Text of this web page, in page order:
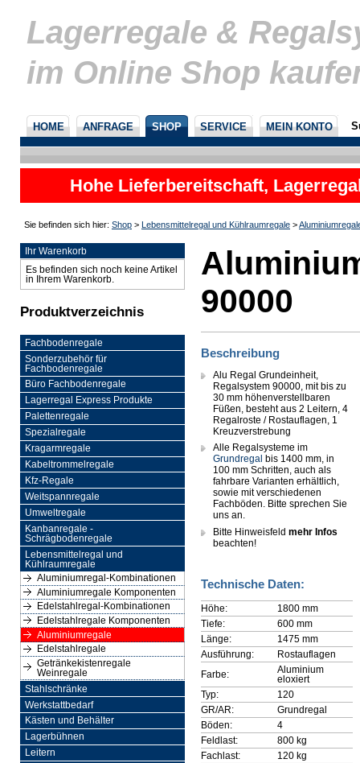
Lagerregale &
im Online Shop
HOME ANFRAGE SHOP SERVICE MEIN KONTO
Hohe Lieferbereitschaft,
nicht
Sie befinden sich hier: Shop > Lebensmittelregal und Kühlraumregale >
Ihr Warenkorb
Es befinden sich noch keine Artikel
in Ihrem Warenkorb.
Produktverzeichnis
Fachbodenregale
Sonderzubehör für
Fachbodenregale
Büro Fachbodenregale
Lagerregal Express Produkte
Palettenregale
Spezialregale
Kragarmregale
Kabeltrommelregale
Kfz-Regale
Weitspannregale
Umweltregale
Kanbanregale -
Schrägbodenregale
Lebensmittelregal und
Kühlraumregale
Aluminiumregal-Kombinationen
Aluminiumregale Komponenten
Edelstahlregal-Kombinationen
Edelstahlregale Komponenten
Aluminiumregale
Edelstahlregale
Getränkekistenregale
Weinregale
Stahlschränke
Werkstattbedarf
Kästen und Behälter
Lagerbühnen
Leitern
90000
Beschreibung
Alu Regal Grundeinheit,
Regalsystem 90000, mit bis zu
30 mm höhenverstellbaren
Füßen, besteht aus 2 Leitern, 4
Regalroste / Rostauflagen, 1
Kreuzverstrebung
Alle Regalsysteme im
Grundregal bis 1400 mm, in
100 mm Schritten, auch als
fahrbare Varianten erhältlich,
sowie mit verschiedenen
Fachböden. Bitte sprechen Sie
uns an.
Bitte Hinweisfeld mehr Infos
beachten!
Technische Daten:
Höhe:
1800 mm
Tiefe:
600 mm
Länge:
1475 mm
Ausführung:
Rostauflagen
Farbe:
Aluminium
eloxiert
Typ:
120
GR/AR:
Grundregal
Böden:
4
Feldlast:
800 kg
Fachlast:
120 kg